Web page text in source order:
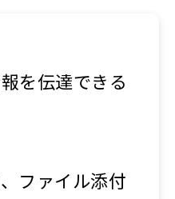
を伝達できる
ファイル添付